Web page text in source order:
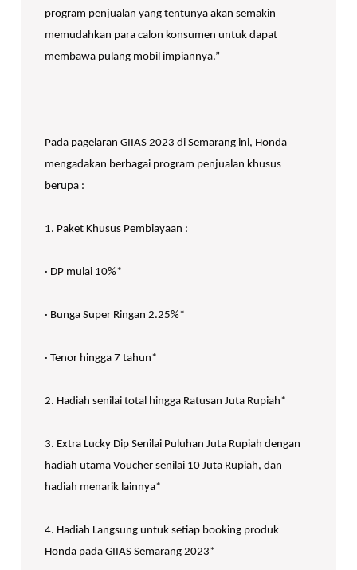
program penjualan yang tentunya akan semakin
memudahkan para calon konsumen untuk dapat
membawa pulang mobil impiannya.”
Pada pagelaran GIIAS 2023 di Semarang ini, Honda
mengadakan berbagai program penjualan khusus
berupa :
1. Paket Khusus Pembiayaan :
· DP mulai 10%*
· Bunga Super Ringan 2.25%*
· Tenor hingga 7 tahun*
2. Hadiah senilai total hingga Ratusan Juta Rupiah*
3. Extra Lucky Dip Senilai Puluhan Juta Rupiah dengan
hadiah utama Voucher senilai 10 Juta Rupiah, dan
hadiah menarik lainnya*
4. Hadiah Langsung untuk setiap booking produk
Honda pada GIIAS Semarang 2023*